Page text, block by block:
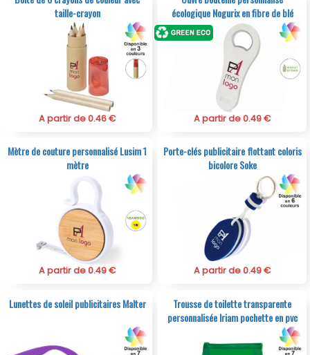
taille-crayon
A partir de 0.46 €
écologique Nogurix en fibre de blé
A partir de 0.49 €
Mètre de couture personnalisé Lusim 1
mètre
A partir de 0.49 €
Porte-clés publicitaire flottant coloris
bicolore Soke
A partir de 0.49 €
Lunettes de soleil publicitaires Malter
Trousse de toilette transparente
personnalisée Iriam pochette en pvc